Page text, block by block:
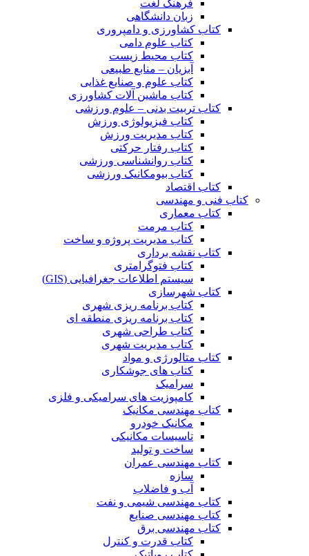
فرهنگ لغت
زبان دانشگاهی
کتاب کشاورزی و دامپروری
کتاب علوم دامی
کتاب محیط زیست
آبزیان – منابع طبیعی
کتاب علوم و صنایع غذایی
کتاب ماشین آلات کشاورزی
کتاب تربیت بدنی – علوم ورزشی
کتاب فیزیولوژی ورزش
کتاب مدیریت ورزش
کتاب رفتار حرکتی
کتاب روانشناسی ورزشی
کتاب بیومکانیک ورزشی
کتاب اقتصاد
کتاب فنی و مهندسی
کتاب معماری
کتاب مرمت
کتاب مدیریت پروژه و ساخت
کتاب نقشه برداری
کتاب فتوگرامتری
سیستم اطلاعات جغرافیایی (GIS)
کتاب شهرسازی
کتاب برنامه ریزی شهری
کتاب برنامه ریزی منطقه ای
کتاب طراحی شهری
کتاب مدیریت شهری
کتاب متالورژی و مواد
کتاب های جوشکاری
سرامیک
کامپوزیت های سرامیکی و فلزی
کتاب مهندسی مکانیک
مکانیک خودرو
تاسیسات مکانیکی
ساخت و تولید
کتاب مهندسی عمران
سازه
آب و فاضلاب
کتاب مهندسی شیمی و نفت
کتاب مهندسی صنایع
کتاب مهندسی برق
کتاب قدرت و کنترل